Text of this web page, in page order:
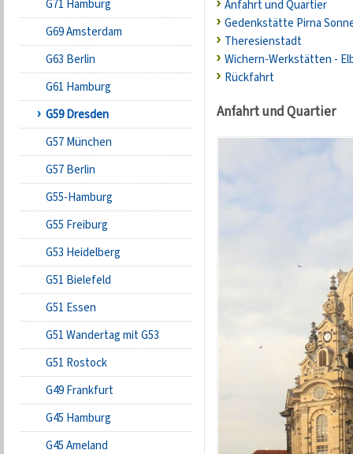
G71 Hamburg
G69 Amsterdam
G63 Berlin
G61 Hamburg
G59 Dresden
G57 München
G57 Berlin
G55-Hamburg
G55 Freiburg
G53 Heidelberg
G51 Bielefeld
G51 Essen
G51 Wandertag mit G53
G51 Rostock
G49 Frankfurt
G45 Hamburg
G45 Ameland
Anfahrt und Quartier
Gedenkstätte Pirna
Theresienstadt
Wichern-Werkstätten -
Rückfahrt
Anfahrt und Quartier